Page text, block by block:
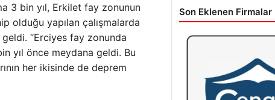
3 bin yıl, Erkilet fay zonunun
olduğu yapılan çalışmalarda
“Erciyes fay zonunda
yıl önce meydana geldi. Bu
her ikisinde de deprem
Son Eklenen Firmalar